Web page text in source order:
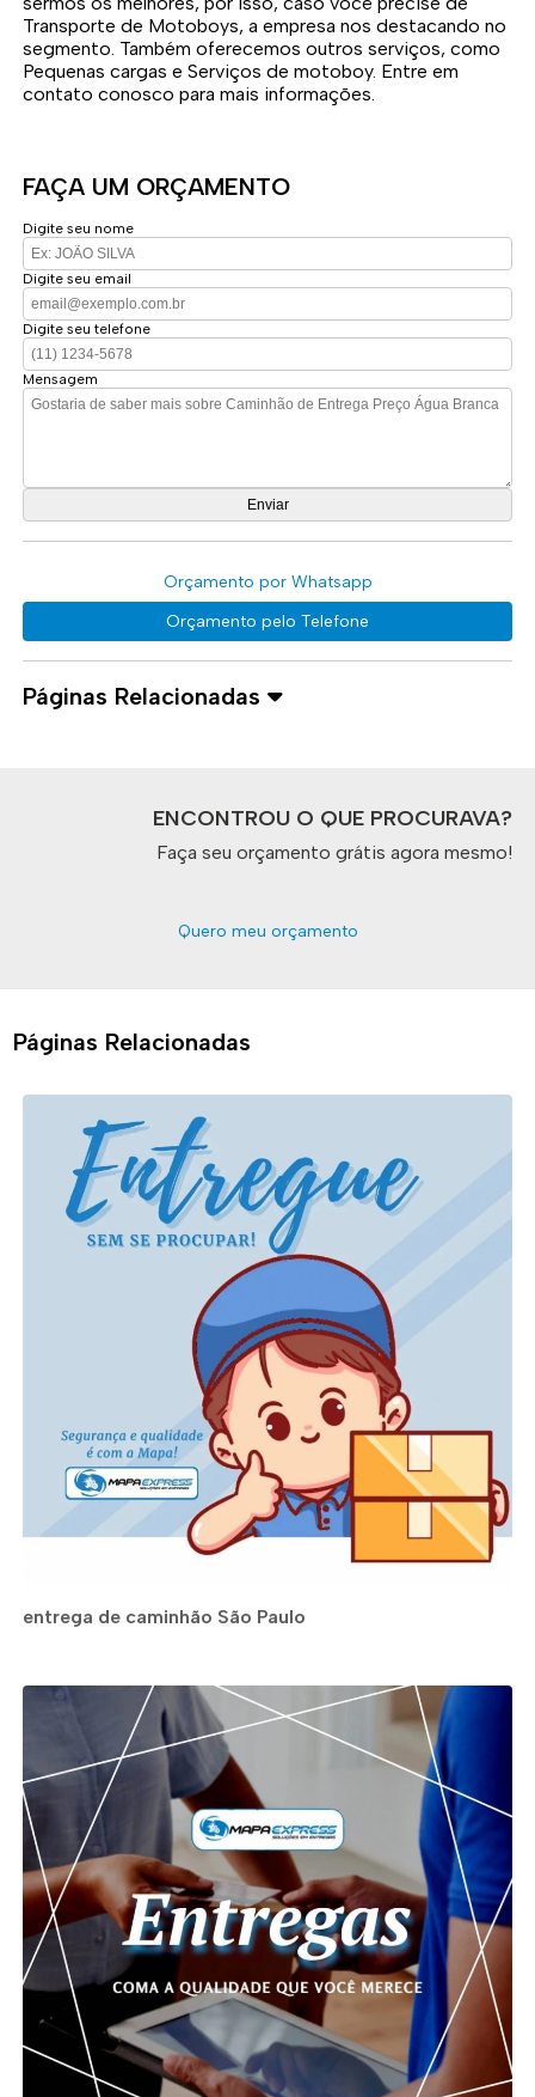
Transporte de Motoboys, a empresa nos destacando no
segmento. Também oferecemos outros serviços, como
Pequenas cargas e Serviços de motoboy. Entre em
contato conosco para mais informações.
FAÇA UM ORÇAMENTO
Digite seu nome
Digite seu email
Digite seu telefone
Mensagem
Orçamento por Whatsapp
Orçamento pelo Telefone
Páginas Relacionadas
ENCONTROU O QUE PROCURAVA?
Faça seu orçamento grátis agora mesmo!
Quero meu orçamento
Páginas Relacionadas
entrega de caminhão São Paulo